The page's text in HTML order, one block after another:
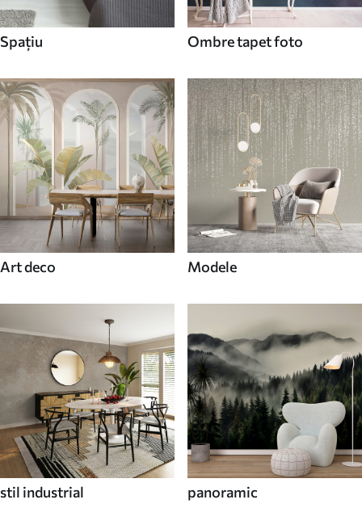
Spaţiu Ombre tapet foto
Art deco Modele
stil industrial panoramic